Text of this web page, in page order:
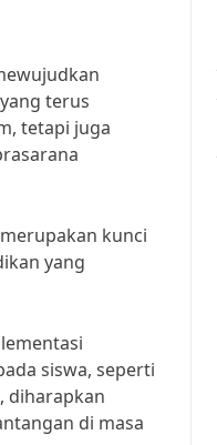
terus
tetapi juga
kunci
yang
siswa, seperti
diharapkan
di masa